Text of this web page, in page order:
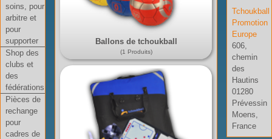
soins, pour
arbitre et
pour
supporter
Shop des
clubs et
des
fédérations
Pièces de
rechange
pour
cadres de
Ballons de tchoukball
(1 Produits)
Tchoukball
Promotion
Europe
606,
chemin
des
Hautins
01280
Prévessin
Moens,
France